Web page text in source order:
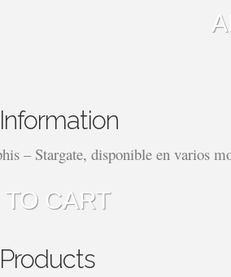
– Stargate, disponible en varios
TO CART